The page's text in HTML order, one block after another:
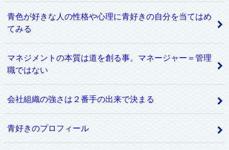
青色が好きな人の性格や心理に青好きの自分を当てはめ
てみる
マネジメントの本質は道を創る事。マネージャー＝管理
職ではない
会社組織の強さは２番手の出来で決まる
青好きのプロフィール